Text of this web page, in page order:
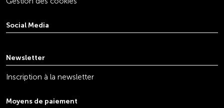
Social Media
Newsletter
Inscription à la newsletter
Moyens de paiement